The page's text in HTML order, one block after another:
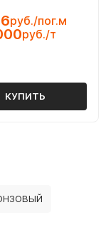
руб./пог.м
руб./т
КУПИТЬ